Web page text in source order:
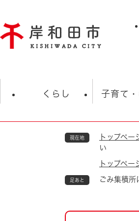
ジ
の
くらし
ごみ・衛生・動物
子育て
学校
現在地 トップペー
い
トップペー
足あと ごみ集積所
本